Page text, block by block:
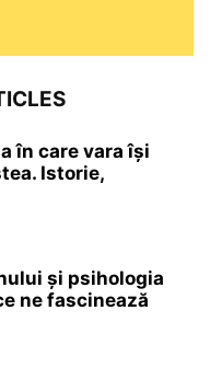
în care vara își
Istorie,
și psihologia
ne fascinează